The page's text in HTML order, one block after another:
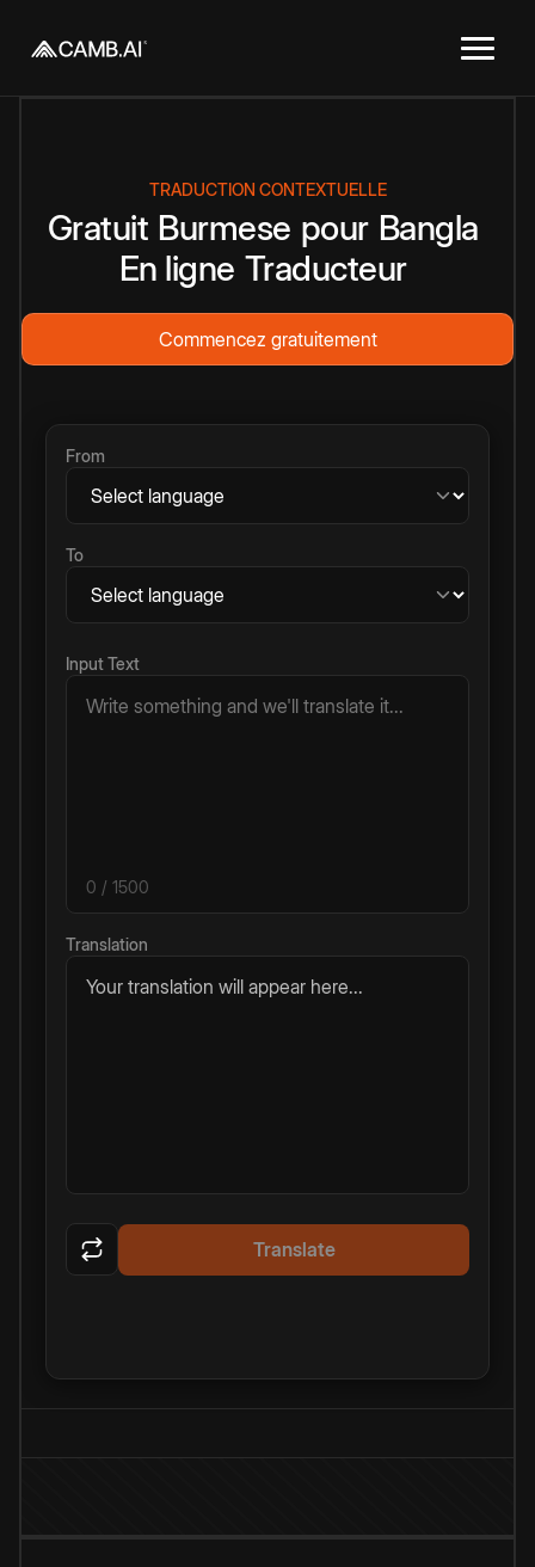
TRADUCTION CONTEXTUELLE
Gratuit Burmese pour Bangla
En ligne Traducteur
Commencez gratuitement
From
To
Input Text
0 / 1500
Translation
Your translation will appear here...
Translate